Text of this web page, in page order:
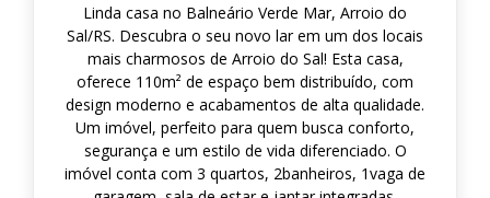
Linda casa no Balneário Verde Mar, Arroio do
Sal/RS. Descubra o seu novo lar em um dos locais
mais charmosos de Arroio do Sal! Esta casa,
oferece 110m² de espaço bem distribuído, com
design moderno e acabamentos de alta qualidade.
Um imóvel, perfeito para quem busca conforto,
segurança e um estilo de vida diferenciado. O
imóvel conta com 3 quartos, 2banheiros, 1vaga de